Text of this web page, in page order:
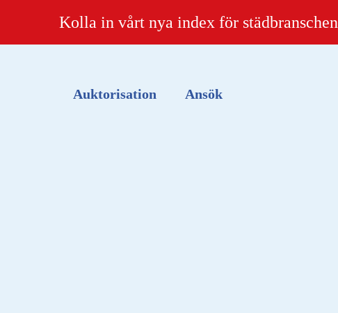
Kolla in vårt nya index för städbranschen
Auktorisation Ansök